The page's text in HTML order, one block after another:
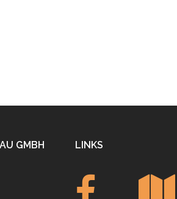
GMBH LINKS